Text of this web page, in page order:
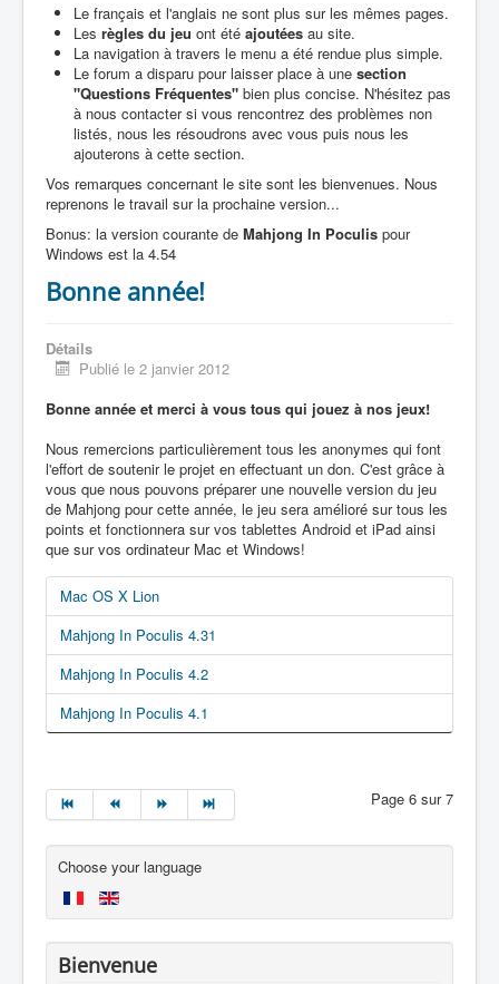
Le français et l'anglais ne sont plus sur les mêmes pages.
Les règles du jeu ont été ajoutées au site.
La navigation à travers le menu a été rendue plus simple.
Le forum a disparu pour laisser place à une section
"Questions Fréquentes" bien plus concise. N'hésitez pas
à nous contacter si vous rencontrez des problèmes non
listés, nous les résoudrons avec vous puis nous les
ajouterons à cette section.
Vos remarques concernant le site sont les bienvenues. Nous
reprenons le travail sur la prochaine version...
Bonus: la version courante de Mahjong In Poculis pour
Windows est la 4.54
Bonne année!
Détails
Publié le 2 janvier 2012
Bonne année et merci à vous tous qui jouez à nos jeux!
Nous remercions particulièrement tous les anonymes qui font
l'effort de soutenir le projet en effectuant un don. C'est grâce à
vous que nous pouvons préparer une nouvelle version du jeu
de Mahjong pour cette année, le jeu sera amélioré sur tous les
points et fonctionnera sur vos tablettes Android et iPad ainsi
que sur vos ordinateur Mac et Windows!
Mac OS X Lion
Mahjong In Poculis 4.31
Mahjong In Poculis 4.2
Mahjong In Poculis 4.1
Page 6 sur 7
Choose your language
Bienvenue